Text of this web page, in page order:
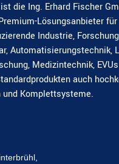
die Ing. Erhard Fischer
Lösungsanbieter
Industrie,
Automatisierungstechnik,
Medizintechnik,
auch
und Komplettsysteme.